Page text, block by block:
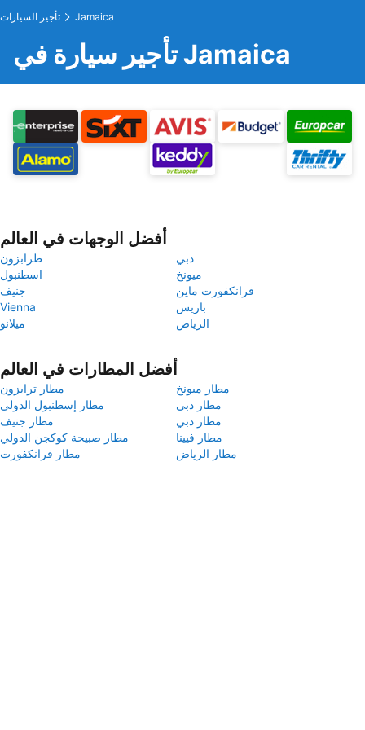
تأجير السيارات Jamaica
تأجير سيارة في Jamaica
أفضل الوجهات في العالم
طرابزون
دبي
اسطنبول
ميونخ
جنيف
فرانكفورت ماين
Vienna
باريس
ميلانو
الرياض
أفضل المطارات في العالم
مطار ترابزون
مطار ميونخ
مطار إسطنبول الدولي
مطار دبي
مطار جنيف
مطار دبي
مطار صبيحة كوكجن الدولي
مطار فيينا
مطار فرانكفورت
مطار الرياض